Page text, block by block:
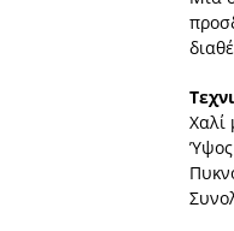
Χαλί
Ύψος